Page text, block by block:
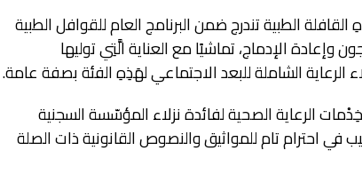
الطبية تندرج ضمن البرنامج العام للقوافل الطبية
وإعادة الإدماج، تماشيًا مع العناية الَّتِي توليها
الرعاية الشاملة للبعد الاجتماعي لهَذِهِ الفئة بصفة عامة.
الرعاية الصحية لفائدة نزلاء المؤسّسة السجنية
احترام تام للمواثيق والنصوص القانونية ذات الصلة